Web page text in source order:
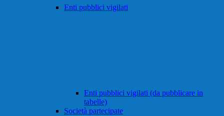
Enti pubblici vigilati
Enti pubblici vigilati (da pubblicare in
tabelle)
Società partecipate